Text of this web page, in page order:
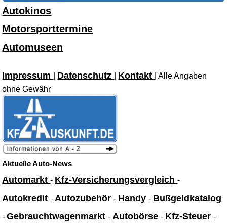
Autokinos
Motorsporttermine
Automuseen
Impressum Datenschutz Kontakt
| Alle Angaben
ohne Gewähr
Aktuelle Auto-News
Automarkt- Kfz-Versicherungsvergleich-
Autokredit- Autozubehör- Handy- Bußgeldkatalog
-Gebrauchtwagenmarkt- Autobörse- Kfz-Steuer-